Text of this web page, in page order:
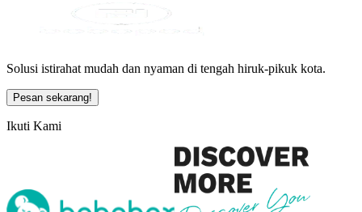
Solusi istirahat mudah dan nyaman di tengah hiruk-pikuk kota.
Pesan sekarang!
Ikuti Kami